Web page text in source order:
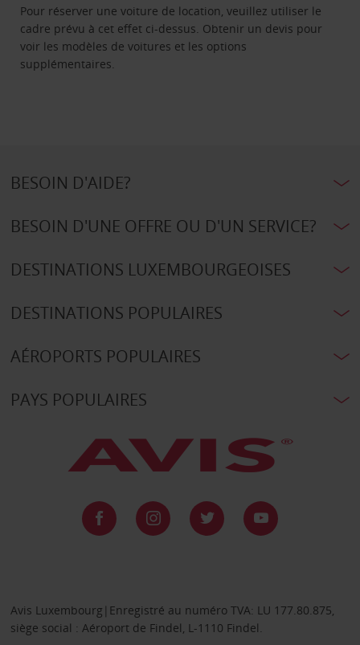
Pour réserver une voiture de location, veuillez utiliser le
cadre prévu à cet effet ci-dessus. Obtenir un devis pour
voir les modèles de voitures et les options
supplémentaires.
BESOIN D'AIDE?
BESOIN D'UNE OFFRE OU D'UN SERVICE?
DESTINATIONS LUXEMBOURGEOISES
DESTINATIONS POPULAIRES
AÉROPORTS POPULAIRES
PAYS POPULAIRES
Avis Luxembourg|Enregistré au numéro TVA: LU 177.80.875,
siège social : Aéroport de Findel, L-1110 Findel.